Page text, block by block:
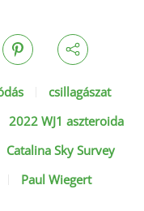
csillagászat
2022 WJ1 aszteroida
Catalina Sky Survey
Paul Wiegert